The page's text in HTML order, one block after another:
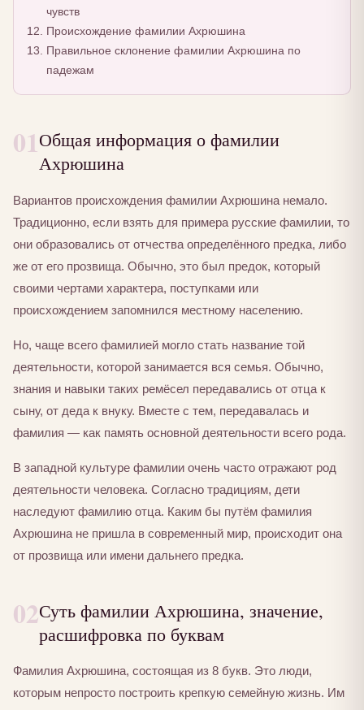
чувств
Происхождение фамилии Ахрюшина
Правильное склонение фамилии Ахрюшина по
падежам
01Общая информация о фамилии
Ахрюшина
Вариантов происхождения фамилии Ахрюшина немало.
Традиционно, если взять для примера русские фамилии, то
они образовались от отчества определённого предка, либо
же от его прозвища. Обычно, это был предок, который
своими чертами характера, поступками или
происхождением запомнился местному населению.
Но, чаще всего фамилией могло стать название той
деятельности, которой занимается вся семья. Обычно,
знания и навыки таких ремёсел передавались от отца к
сыну, от деда к внуку. Вместе с тем, передавалась и
фамилия — как память основной деятельности всего рода.
В западной культуре фамилии очень часто отражают род
деятельности человека. Согласно традициям, дети
наследуют фамилию отца. Каким бы путём фамилия
Ахрюшина не пришла в современный мир, происходит она
от прозвища или имени дальнего предка.
02Суть фамилии Ахрюшина, значение,
расшифровка по буквам
Фамилия Ахрюшина, состоящая из 8 букв. Это люди,
которым непросто построить крепкую семейную жизнь. Им